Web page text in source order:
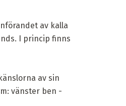
av kalla
I princip finns
av sin
vänster ben -